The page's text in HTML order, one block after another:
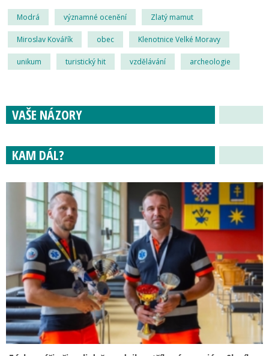
Modrá významné ocenění Zlatý mamut
Miroslav Kovářík obec Klenotnice Velké Moravy
unikum turistický hit vzdělávání archeologie
VAŠE NÁZORY
KAM DÁL?